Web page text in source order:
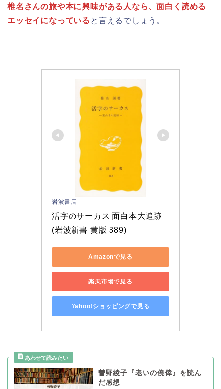
椎名さんの旅や本に興味がある人なら、面白く読める
エッセイになっている と言えるでしょう。
岩波書店
活字のサーカス 面白本大追跡
(岩波新書 黄版 389)
Amazonで見る
楽天市場で見る
Yahoo!ショッピングで見る
曽野綾子『老いの僥倖』を読ん
だ感想